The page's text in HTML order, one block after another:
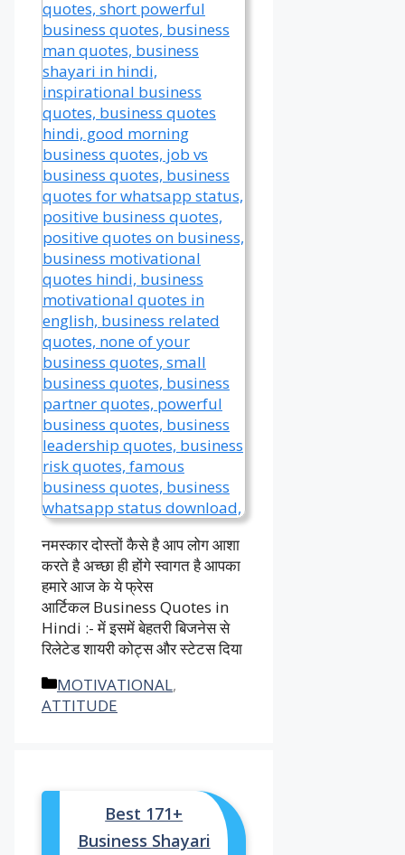
नमस्कार दोस्तों कैसे है आप लोग आशा
करते है अच्छा ही होंगे स्वागत है आपका
हमारे आज के ये फ्रेस
आर्टिकल Business Quotes in
Hindi :- में इसमें बेहतरी बिजनेस से
रिलेटेड शायरी कोट्स और स्टेटस दिया
Categories
MOTIVATIONAL,
ATTITUDE
Best 171+
Business Shayari